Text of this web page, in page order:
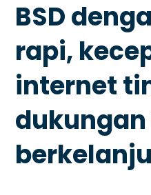
BSD
rapi,
internet